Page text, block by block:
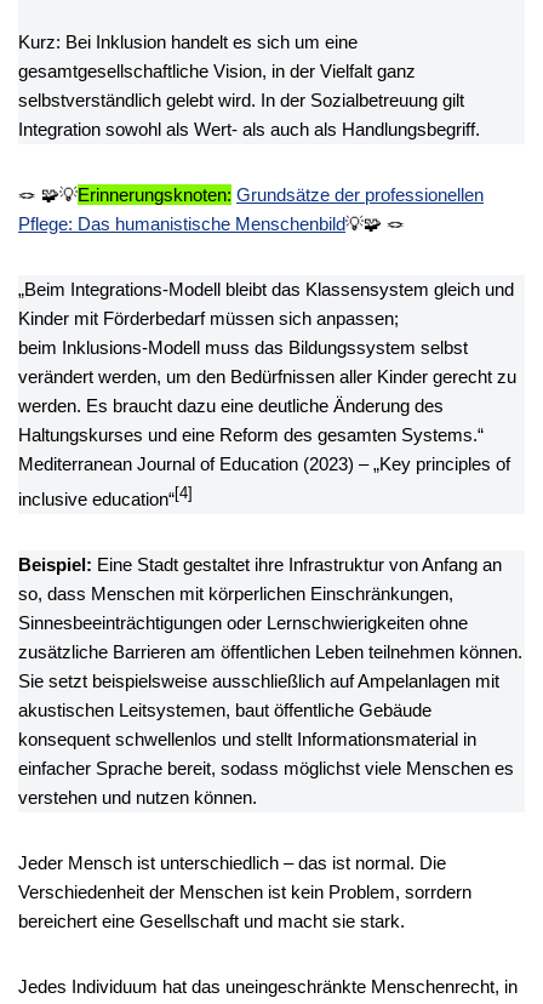
Kurz: Bei Inklusion handelt es sich um eine
gesamtgesellschaftliche Vision, in der Vielfalt ganz
selbstverständlich gelebt wird. In der Sozialbetreuung gilt
Integration sowohl als Wert- als auch als Handlungsbegriff.
🪢 🧩💡Erinnerungsknoten: Grundsätze der professionellen
Pflege: Das humanistische Menschenbild💡🧩 🪢
„Beim Integrations-Modell bleibt das Klassensystem gleich und
Kinder mit Förderbedarf müssen sich anpassen;
beim Inklusions-Modell muss das Bildungssystem selbst
verändert werden, um den Bedürfnissen aller Kinder gerecht zu
werden. Es braucht dazu eine deutliche Änderung des
Haltungskurses und eine Reform des gesamten Systems.“
Mediterranean Journal of Education (2023) – „Key principles of
inclusive education“ [4]
Beispiel: Eine Stadt gestaltet ihre Infrastruktur von Anfang an
so, dass Menschen mit körperlichen Einschränkungen,
Sinnesbeeinträchtigungen oder Lernschwierigkeiten ohne
zusätzliche Barrieren am öffentlichen Leben teilnehmen können.
Sie setzt beispielsweise ausschließlich auf Ampelanlagen mit
akustischen Leitsystemen, baut öffentliche Gebäude
konsequent schwellenlos und stellt Informationsmaterial in
einfacher Sprache bereit, sodass möglichst viele Menschen es
verstehen und nutzen können.
Jeder Mensch ist unterschiedlich – das ist normal. Die
Verschiedenheit der Menschen ist kein Problem, sorrdern
bereichert eine Gesellschaft und macht sie stark.
Jedes Individuum hat das uneingeschränkte Menschenrecht, in